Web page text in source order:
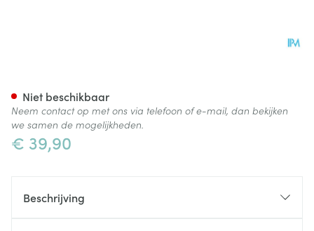
€ 39,90
Niet beschikbaar
Neem contact op met ons via telefoon of e-mail, dan bekijken
we samen de mogelijkheden.
Beschrijving